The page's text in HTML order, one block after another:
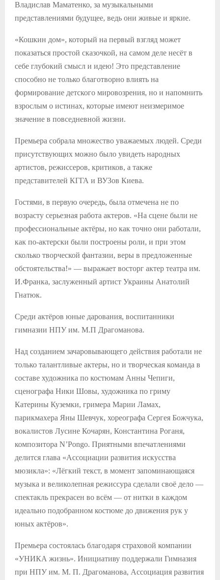
Владислав Маматенко, за музыкальными
представлениями будущее, ведь они живые и яркие.
«Кошкин дом», который на первый взгляд может
показаться простой сказочкой, на самом деле несёт в
себе глубокий смысл и идею! Это представление
способно не только благотворно влиять на
формирование детского мировозрения, но и напомнить
взрослым о истинах, которые имеют неизмеримое
значение в повседневной жизни.
Премьера собрала множество уважаемых людей. Среди
присутствующих можно было увидеть народных
артистов, режиссеров, критиков, а также
представителей КГГА и ВУЗов Киева.
Гостями, в первую очередь, была отмечена не по
возрасту серьезная работа актеров. «На сцене были не
профессиональные актёры, но как точно они работали,
как по-актерски были построены роли, и при этом
сколько творческой фантазии, веры в предложенные
обстоятельства!» — выражает восторг актер театра им.
И.Франка, заслуженный артист Украины Анатолий
Гнатюк.
Среди актёров юные дарования, воспитанники
гимназии НПУ им. М.П Драгоманова.
Над созданием зачаровывающего действия работали не
только талантливые актеры, но и творческая команда в
составе художника по костюмам Анны Чепиги,
сценографа Ники Шовы, художника по гриму
Катерины Куземки, гримера Марии Ламах,
парикмахера Яны Шевчук, хореографа Сергея Божчука,
вокалистов Лусине Кочарян, Константина Роганя,
композитора N’Pongo. Приятными впечатлениями
делится глава «Ассоциации развития искусства
мюзикла»: «Лёгкий текст, в момент запоминающаяся
музыка и великолепная режиссура сделали своё дело —
спектакль прекрасен во всём — от нитки в каждом
идеально подобранном костюме до движения рук у
юных актёров».
Премьера состоялась благодаря страховой компании
«УНИКА жизнь». Инициативу поддержали Гимназия
при НПУ им. М. П. Драгоманова, Ассоциация развития